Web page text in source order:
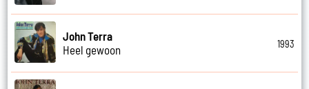
John Terra
Heel gewoon
1993